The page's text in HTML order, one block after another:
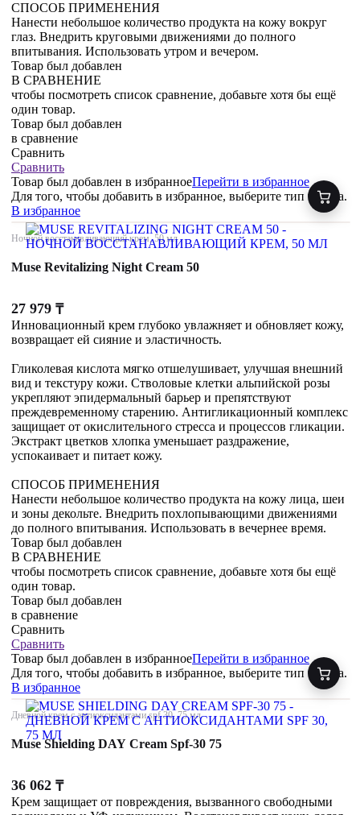
СПОСОБ ПРИМЕНЕНИЯ
Нанести небольшое количество продукта на кожу вокруг
глаз. Внедрить круговыми движениями до полного
впитывания. Использовать утром и вечером.
Товар был добавлен
В СРАВНЕНИЕ
чтобы посмотреть список сравнение, добавьте хотя бы ещё
один товар.
Товар был добавлен
в сравнение
Сравнить
Сравнить
Товар был добавлен в избранноеПерейти в избранное
Для того, чтобы добавить в избранное, выберите тип товара.
В избранное
Ночной восстанавливающий крем, 50 мл
Muse Revitalizing Night Cream 50
27 979 ₸
Инновационный крем глубоко увлажняет и обновляет кожу,
возвращает ей сияние и эластичность.
Гликолевая кислота мягко отшелушивает, улучшая внешний
вид и текстуру кожи. Стволовые клетки альпийской розы
укрепляют эпидермальный барьер и препятствуют
преждевременному старению. Антигликационный комплекс
защищает от окислительного стресса и процессов гликации.
Экстракт цветков хлопка уменьшает раздражение,
успокаивает и питает кожу.
СПОСОБ ПРИМЕНЕНИЯ
Нанести небольшое количество продукта на кожу лица, шеи
и зоны декольте. Внедрить похлопывающими движениями
до полного впитывания. Использовать в вечернее время.
Товар был добавлен
В СРАВНЕНИЕ
чтобы посмотреть список сравнение, добавьте хотя бы ещё
один товар.
Товар был добавлен
в сравнение
Сравнить
Сравнить
Товар был добавлен в избранноеПерейти в избранное
Для того, чтобы добавить в избранное, выберите тип товара.
В избранное
Дневной крем с антиоксидантами spf 30, 75 мл
Muse Shielding DAY Cream Spf-30 75
36 062 ₸
Крем защищает от повреждения, вызванного свободными